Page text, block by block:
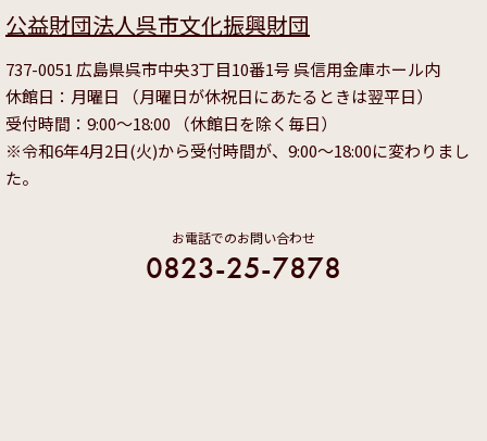
公益財団法人呉市文化振興財団
737-0051 広島県呉市中央3丁目10番1号 呉信用金庫ホール内
休館日：月曜日 （月曜日が休祝日にあたるときは翌平日）
受付時間：9:00～18:00 （休館日を除く毎日）
※令和6年4月2日(火)から受付時間が、9:00～18:00に変わりまし
た。
お電話でのお問い合わせ
0823-25-7878